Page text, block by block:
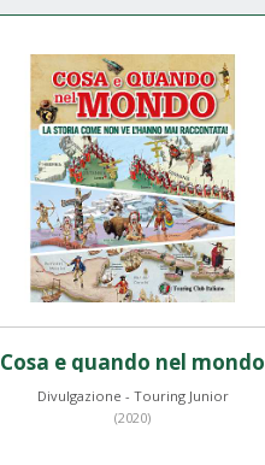
Cosa e quando nel mondo
Divulgazione - Touring Junior
(2020)